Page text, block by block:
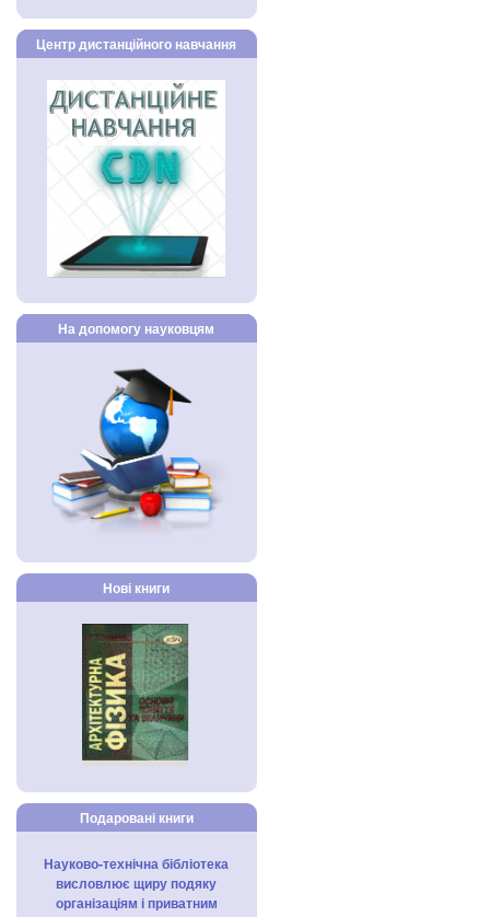
Центр дистанційного навчання
На допомогу науковцям
Нові книги
Подаровані книги
Науково-технічна бібліотека
висловлює щиру подяку
організаціям і приватним